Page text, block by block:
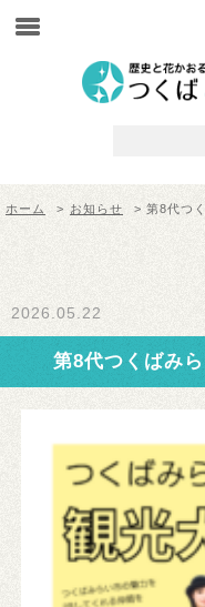
ホーム > お知らせ > 第8代つ
2026.05.22
第8代つくばみ